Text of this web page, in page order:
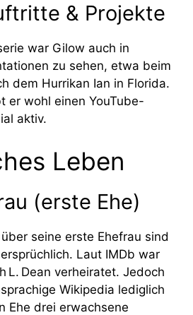
& Projekte
war Gilow auch in
zu sehen, etwa beim
dem Hurrikan Ian in Florida.
er wohl einen YouTube-
aktiv.
Leben
(erste Ehe)
seine erste Ehefrau sind
Laut IMDb war
L. Dean verheiratet. Jedoch
Wikipedia lediglich
Ehe drei erwachsene